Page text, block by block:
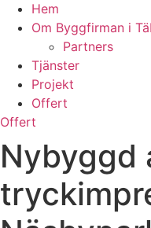
Hem
Om Byggfirman i
Partners
Tjänster
Projekt
Offert
Offert
Nybyggd